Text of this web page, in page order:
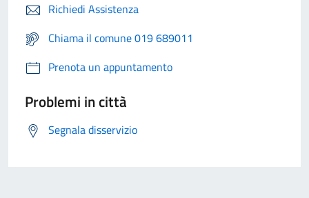
Richiedi Assistenza
Chiama il comune 019 689011
Prenota un appuntamento
Problemi in città
Segnala disservizio